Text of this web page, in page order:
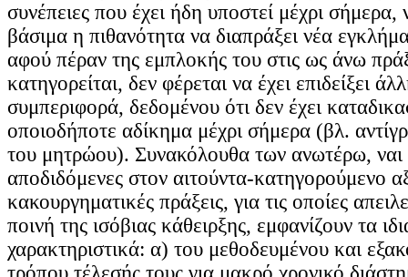
συνέπειες που έχει ήδη υποστεί μέχρι σήμερα,
βάσιμα η πιθανότητα να διαπράξει νέα
αφού πέραν της εμπλοκής του στις ως άνω
κατηγορείται, δεν φέρεται να έχει επιδείξει
συμπεριφορά, δεδομένου ότι δεν έχει
οποιοδήποτε αδίκημα μέχρι σήμερα (βλ.
του μητρώου). Συνακόλουθα των ανωτέρω, ναι
αποδιδόμενες στον αιτούντα-κατηγορούμενο
κακουργηματικές πράξεις, για τις οποίες
ποινή της ισόβιας κάθειρξης, εμφανίζουν τα
χαρακτηριστικά: α) του μεθοδευμένου και